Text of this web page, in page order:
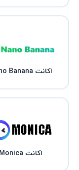
اکانت Nano Banana
اکانت Monica